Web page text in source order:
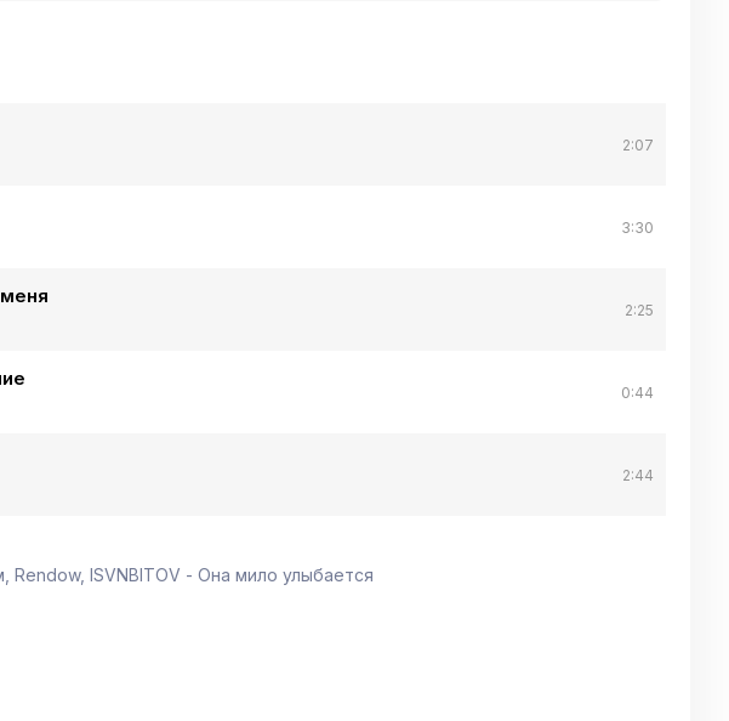
2:07
3:30
2:25
0:44
2:44
Rendow, ISVNBITOV - Она мило улыбается